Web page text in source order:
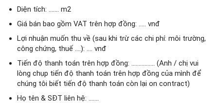
Diện tích: ……. m2
Giá bán bao gồm VAT trên hợp đồng: ….. vnđ
Lợi nhuận muốn thu về (sau khi trừ các chi phí: môi trường,
công chứng, thuế ….): …. vnđ
Tiến độ thanh toán trên hợp đồng: ……………. (Anh / chị vui
lòng chụp tiến độ thanh toán trên hợp đồng của mình để
chúng tôi biết tiến độ thanh toán còn lại on contract)
Họ tên & SĐT liên hệ: …….